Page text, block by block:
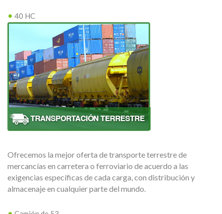
40 HC
Ofrecemos la mejor oferta de transporte terrestre de
mercancías en carretera o ferroviario de acuerdo a las
exigencias específicas de cada carga, con distribución y
almacenaje en cualquier parte del mundo.